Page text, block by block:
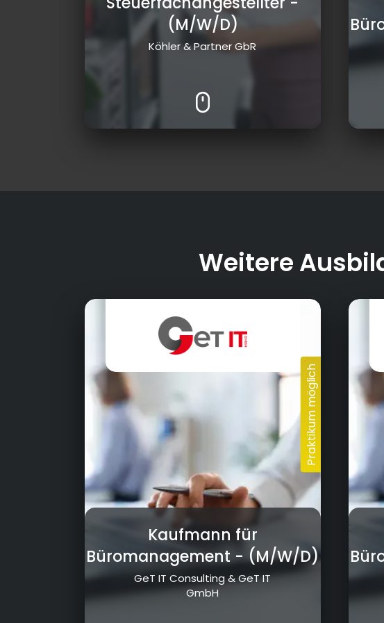
(M/W/D)
Köhler & Partner GbR
Weitere
Kaufmann für
Büromanagement - (M/W/D)
GeT IT Consulting & GeT IT
GmbH